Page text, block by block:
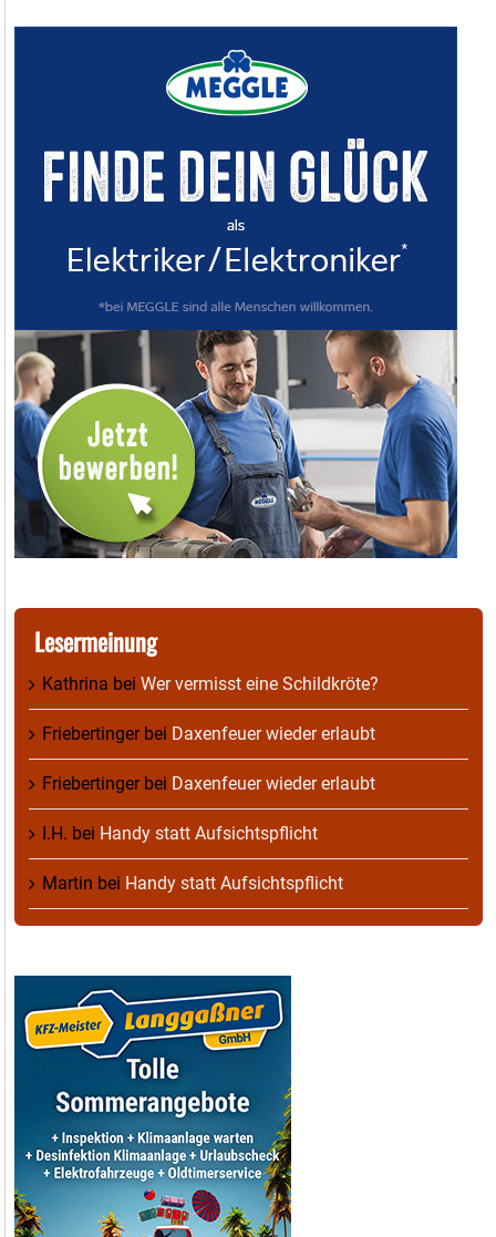
Lesermeinung
Kathrina bei Wer vermisst eine Schildkröte?
Friebertingerbei Daxenfeuer wieder erlaubt
Friebertingerbei Daxenfeuer wieder erlaubt
I.H. bei Handy statt Aufsichtspflicht
Martin bei Handy statt Aufsichtspflicht